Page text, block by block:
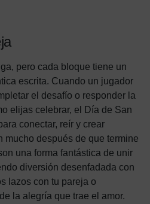
pero cada bloque tiene un
escrita. Cuando un jugador
el desafío o responder la
elijas celebrar, el Día de San
conectar, reír y crear
mucho después de que termine
una forma fantástica de unir
diversión desenfadada con
lazos con tu pareja o
la alegría que trae el amor.